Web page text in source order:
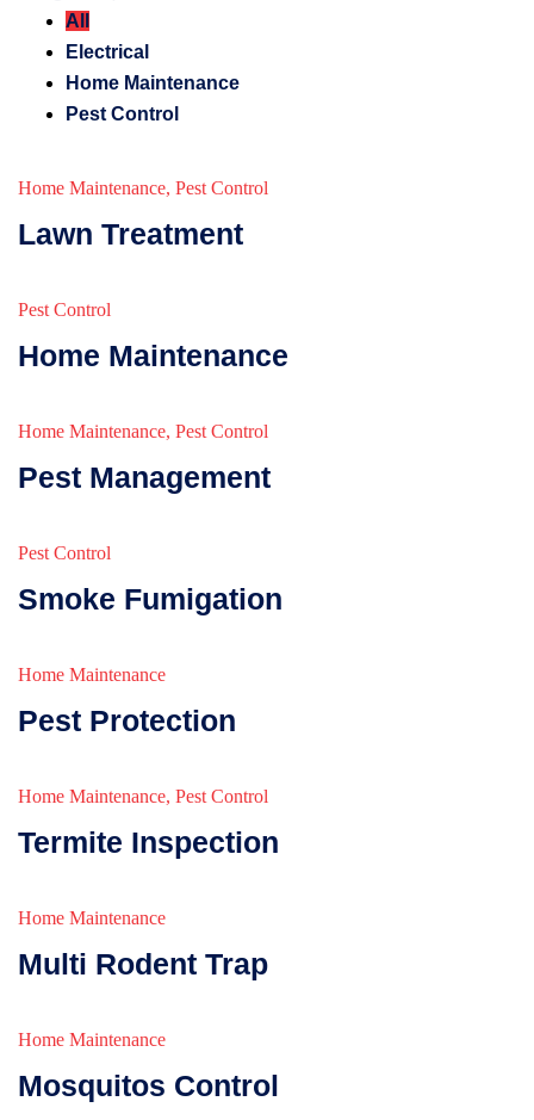
All
Electrical
Home Maintenance
Pest Control
Home Maintenance, Pest Control
Lawn Treatment
Pest Control
Home Maintenance
Home Maintenance, Pest Control
Pest Management
Pest Control
Smoke Fumigation
Home Maintenance
Pest Protection
Home Maintenance, Pest Control
Termite Inspection
Home Maintenance
Multi Rodent Trap
Home Maintenance
Mosquitos Control